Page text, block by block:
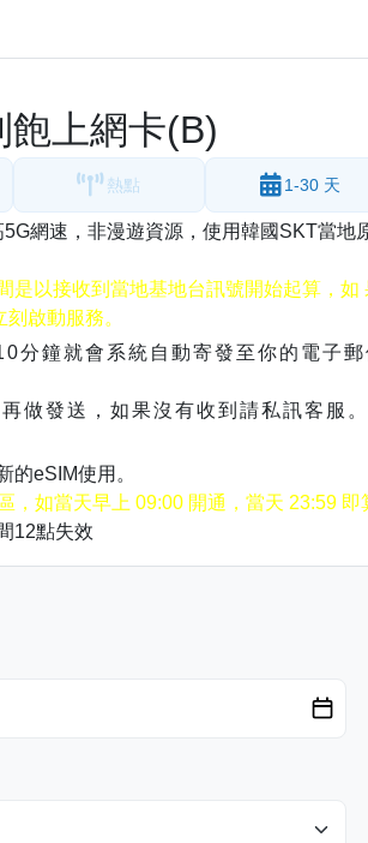
上網卡(B)
熱點 1-30 天
網速，非漫遊資源，使用韓國SKT當地
是以接收到當地基地台訊號開始起算，如
啟動服務。
分鐘就會系統自動寄發至你的電子郵
做發送，如果沒有收到請私訊客服。
的eSIM使用。
，如當天早上 09:00 開通，當天 23:59 即
12點失效